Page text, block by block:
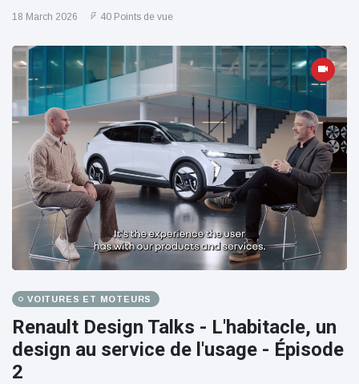
18 March 2026 40 Points de vue
VOITURES ET MOTEURS
Renault Design Talks - L'habitacle, un
design au service de l'usage - Épisode
2